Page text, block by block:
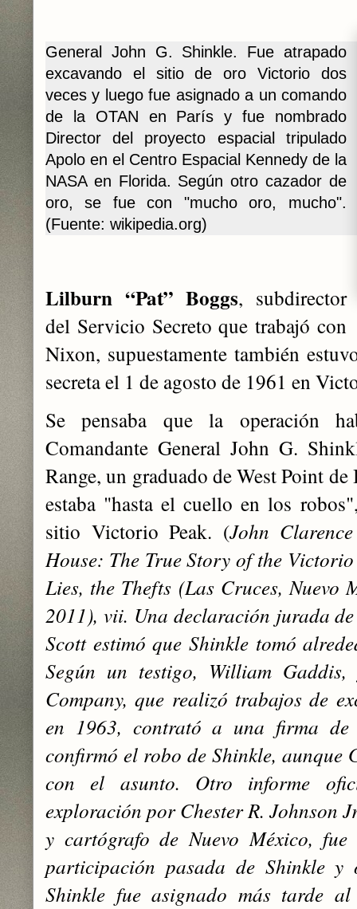
General John G. Shinkle. Fue atrapado
excavando el sitio de oro Victorio dos
veces y luego fue asignado a un comando
de la OTAN en París y fue nombrado
Director del proyecto espacial tripulado
Apolo en el Centro Espacial Kennedy de la
NASA en Florida. Según otro cazador de
oro, se fue con "mucho oro, mucho".
(Fuente: wikipedia.org)
Lilburn “Pat” Boggs, subdirector
del Servicio Secreto que trabajó con
Nixon, supuestamente también
secreta el 1 de agosto de 1961 en
Se pensaba que la operación
Comandante General John G.
Range, un graduado de West Point
estaba "hasta el cuello en los
sitio Victorio Peak. (John
House: The True Story of the
Lies, the Thefts (Las Cruces, Nuevo
2011), vii. Una declaración jurada
Scott estimó que Shinkle tomó
Según un testigo, William
Company, que realizó trabajos de
en 1963, contrató a una firma de
confirmó el robo de Shinkle, aunque
con el asunto. Otro informe
exploración por Chester R. Johnson
y cartógrafo de Nuevo México,
participación pasada de Shinkle y
Shinkle fue asignado más tarde